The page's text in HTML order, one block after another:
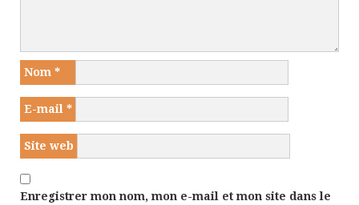
Nom *
E-mail *
Site web
Enregistrer mon nom, mon e-mail et mon site dans le